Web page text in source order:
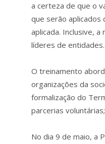
a certeza de que o
que serão aplicados
aplicada. Inclusive,
líderes de
O treinamento
organizações da
formalização do
parcerias
No dia 9 de maio, a